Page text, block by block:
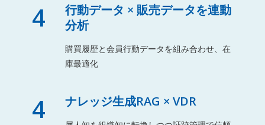
4
行動データ × 販売データを連動
分析
購買履歴と会員行動データを組み合わせ、在
庫最適化
4 ナレッジ生成RAG × VDR